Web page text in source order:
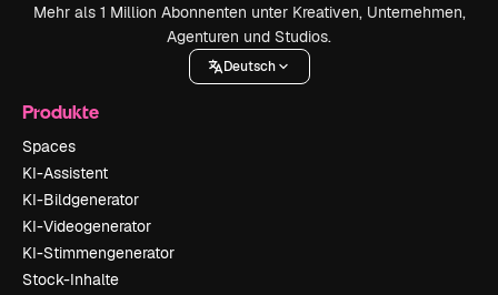
Mehr als 1 Million Abonnenten unter Kreativen, Unternehmen,
Agenturen und Studios.
Deutsch
Produkte
Spaces
KI-Assistent
KI-Bildgenerator
KI-Videogenerator
KI-Stimmengenerator
Stock-Inhalte